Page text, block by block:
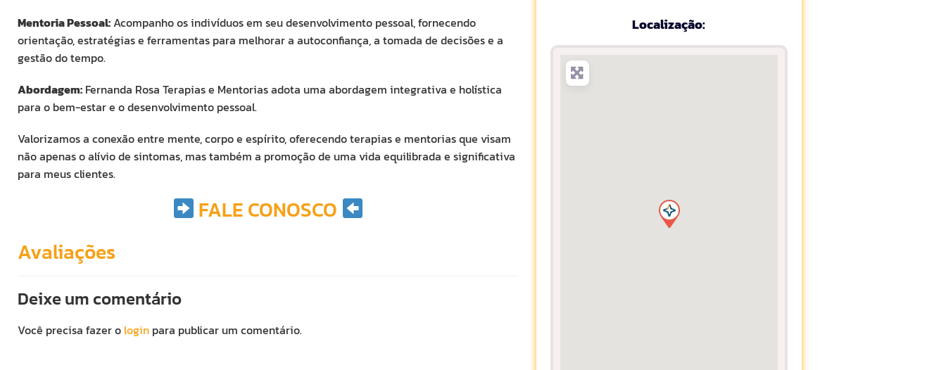
Mentoria Pessoal:Acompanho os indivíduos em seu desenvolvimento pessoal, fornecendo
orientação, estratégias e ferramentas para melhorar a autoconfiança, a tomada de decisões e a
gestão do tempo.
Abordagem: Fernanda Rosa Terapias e Mentorias adota uma abordagem integrativa e holística
para o bem-estar e o desenvolvimento pessoal.
Valorizamos a conexão entre mente, corpo e espírito, oferecendo terapias e mentorias que visam
não apenas o alívio de sintomas, mas também a promoção de uma vida equilibrada e significativa
para meus clientes.
FALE CONOSCO
Avaliações
Deixe um comentário
Você precisa fazer o login para publicar um comentário.
Localização: